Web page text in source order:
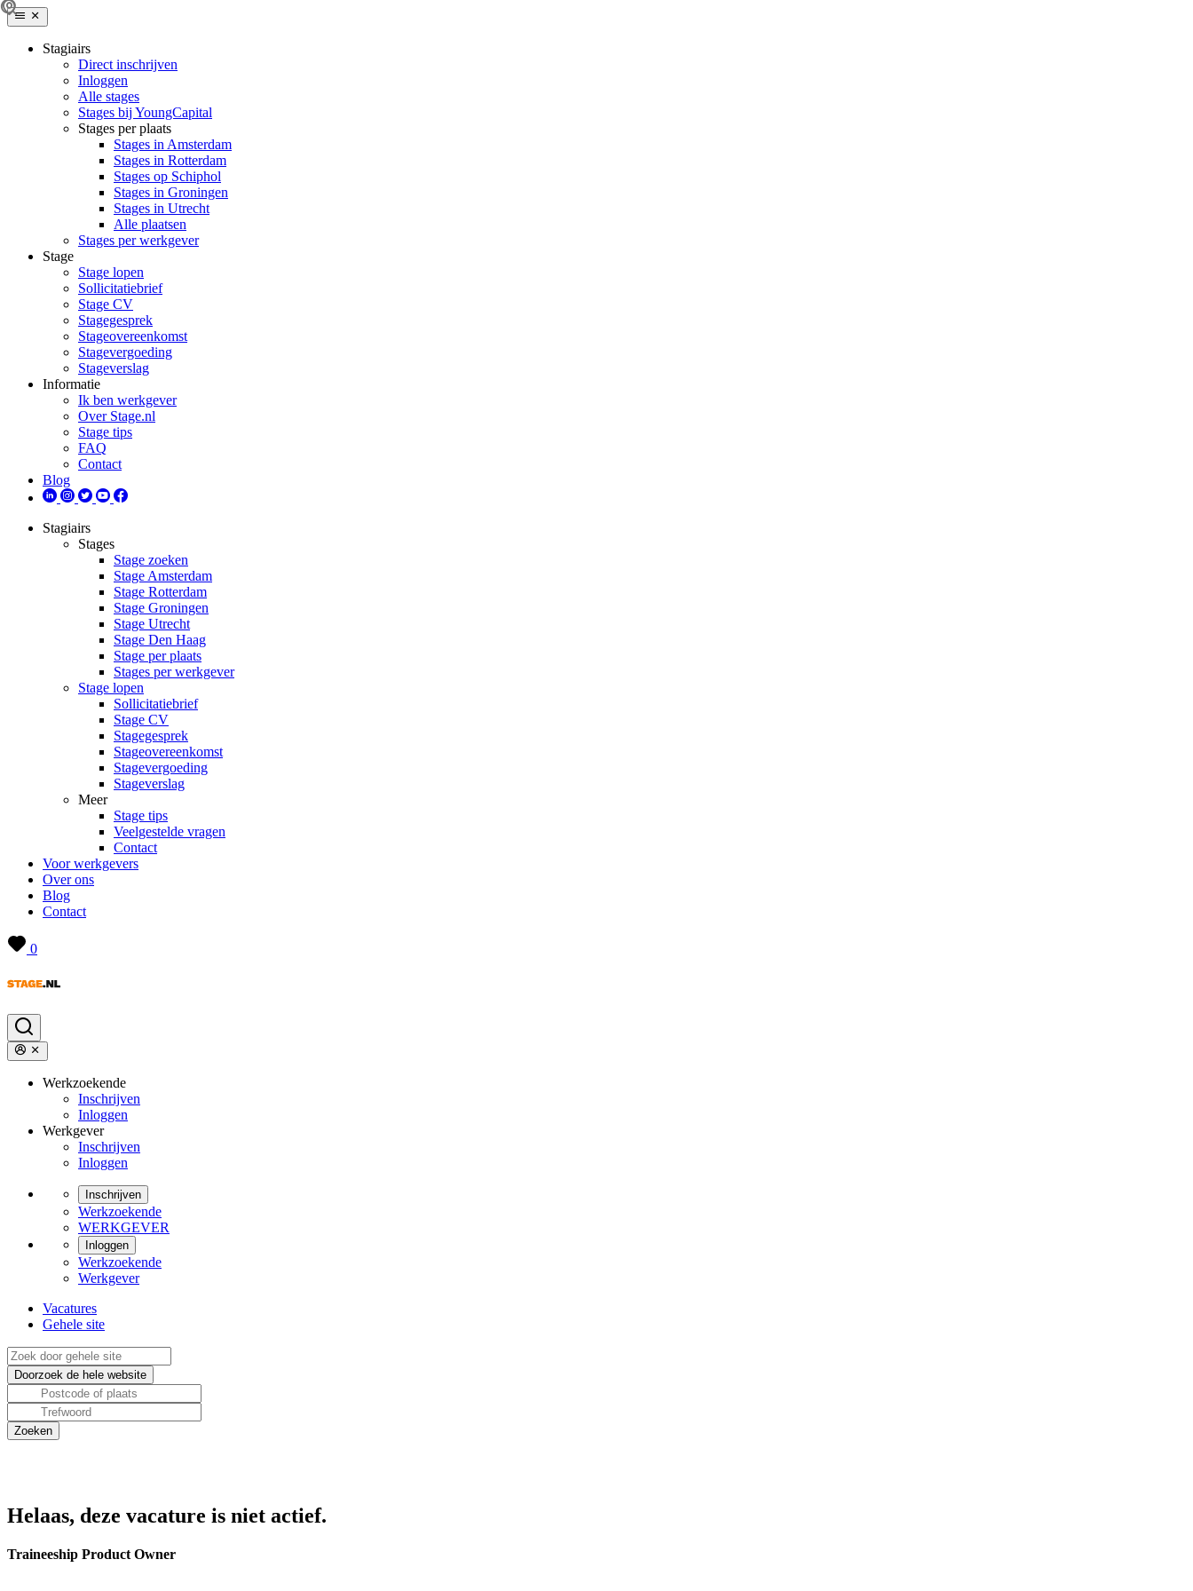
Stagiairs
Direct inschrijven
Inloggen
Alle stages
Stages bij YoungCapital
Stages per plaats
Stages in Amsterdam
Stages in Rotterdam
Stages op Schiphol
Stages in Groningen
Stages in Utrecht
Alle plaatsen
Stages per werkgever
Stage
Stage lopen
Sollicitatiebrief
Stage CV
Stagegesprek
Stageovereenkomst
Stagevergoeding
Stageverslag
Informatie
Ik ben werkgever
Over Stage.nl
Stage tips
FAQ
Contact
Blog
Stagiairs
Stages
Stage zoeken
Stage Amsterdam
Stage Rotterdam
Stage Groningen
Stage Utrecht
Stage Den Haag
Stage per plaats
Stages per werkgever
Stage lopen
Sollicitatiebrief
Stage CV
Stagegesprek
Stageovereenkomst
Stagevergoeding
Stageverslag
Meer
Stage tips
Veelgestelde vragen
Contact
Voor werkgevers
Over ons
Blog
Contact
0
Werkzoekende
Inschrijven
Inloggen
Werkgever
Inschrijven
Inloggen
Inschrijven
Werkzoekende
WERKGEVER
Inloggen
Werkzoekende
Werkgever
Vacatures
Gehele site
Helaas, deze vacature is niet actief.
Traineeship Product Owner